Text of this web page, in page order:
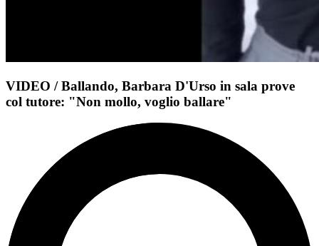
VIDEO / Ballando, Barbara D'Urso in sala prove
col tutore: "Non mollo, voglio ballare"